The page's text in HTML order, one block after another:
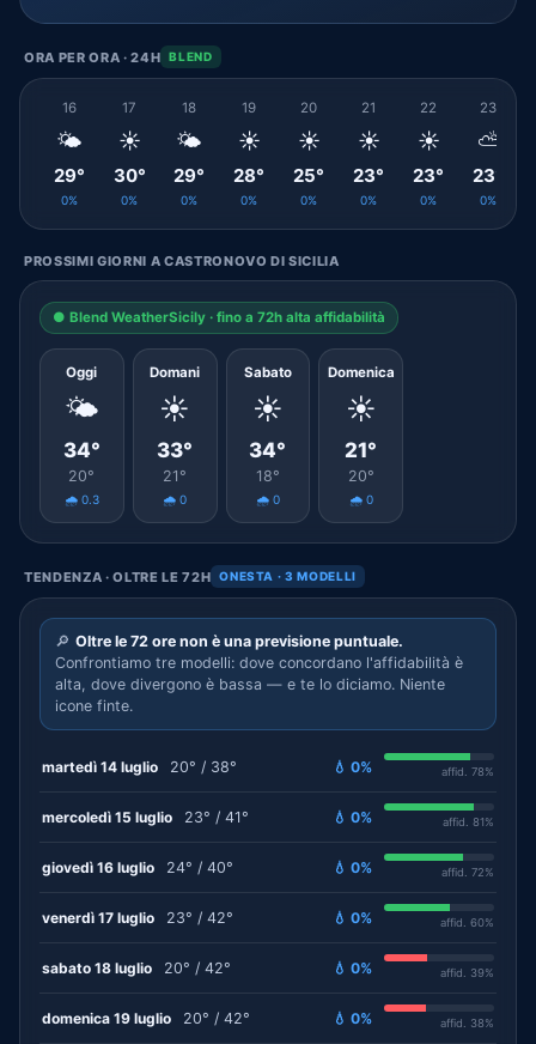
ORA PER ORA · 24H BLEND
16
🌤️
29°
0%
17
☀️
30°
0%
18
🌤️
29°
0%
19
☀️
28°
0%
20
☀️
25°
0%
21
☀️
23°
0%
22
☀️
23°
0%
23
⛅
23°
0%
PROSSIMI GIORNI A CASTRONOVO DI SICILIA
● Blend WeatherSicily · fino a 72h alta affidabilità
Oggi
🌤️
34°
20°
🌧️ 0.3
Domani
☀️
33°
21°
🌧️ 0
Sabato
☀️
34°
18°
🌧️ 0
Domenica
☀️
21°
20°
🌧️ 0
TENDENZA · OLTRE LE 72H ONESTA · 3 MODELLI
🔎 Oltre le 72 ore non è una previsione puntuale.
Confrontiamo tre modelli: dove concordano l'affidabilità è
alta, dove divergono è bassa — e te lo diciamo. Niente
icone finte.
martedì 14 luglio 20° / 38° 💧 0% affid. 78%
mercoledì 15 luglio 23° / 41° 💧 0% affid. 81%
giovedì 16 luglio 24° / 40° 💧 0% affid. 72%
venerdì 17 luglio 23° / 42° 💧 0% affid. 60%
sabato 18 luglio 20° / 42° 💧 0% affid. 39%
domenica 19 luglio 20° / 42° 💧 0% affid. 38%